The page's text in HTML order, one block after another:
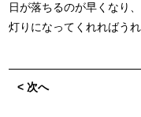
日が落ちるのが早くなり
灯りになってくれればうれ
< 次へ